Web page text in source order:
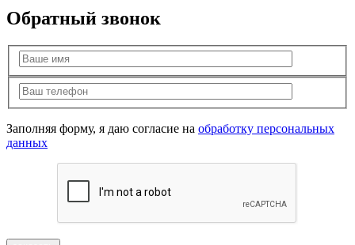
Обратный звонок
Заполняя форму, я даю согласие на обработку персональных
данных